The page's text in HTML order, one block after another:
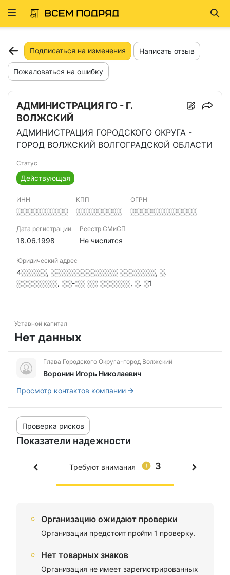
Развернуть
Подписаться на изменения Написать отзыв
Пожаловаться на ошибку
АДМИНИСТРАЦИЯ ГО - Г.
ВОЛЖСКИЙ
АДМИНИСТРАЦИЯ ГОРОДСКОГО ОКРУГА -
ГОРОД ВОЛЖСКИЙ ВОЛГОГРАДСКОЙ ОБЛАСТИ
Статус
Действующая
ИНН
░░░░░░░░░░
КПП
░░░░░░░░░
ОГРН
░░░░░░░░░░░░░
Дата регистрации
18.06.1998
Реестр СМиСП
Не числится
Юридический адрес
4░░░░░, ░░░░░░░░░░░░░ ░░░░░░░, ░.
░░░░░░░░, ░░-░░ ░░ ░░░░░░, ░. ░1
Уставной капитал
Нет данных
Глава Городского Округа-город Волжский
Воронин Игорь Николаевич
Просмотр контактов компании
Показатели надежности
Проверка рисков
3
Требуют внимания
Организацию ожидают проверки
Организации предстоит пройти 1 проверку.
Нет товарных знаков
Организация не имеет зарегистрированных